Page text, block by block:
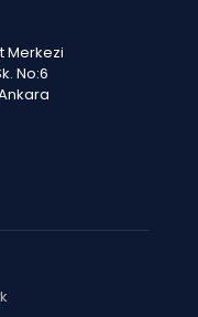
Merkezi
No:6